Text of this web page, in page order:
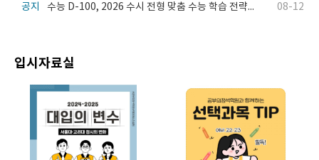
공지
수능 D-100, 2026 수시 전형 맞춤 수능 학습 전략 08-12
입시자료실